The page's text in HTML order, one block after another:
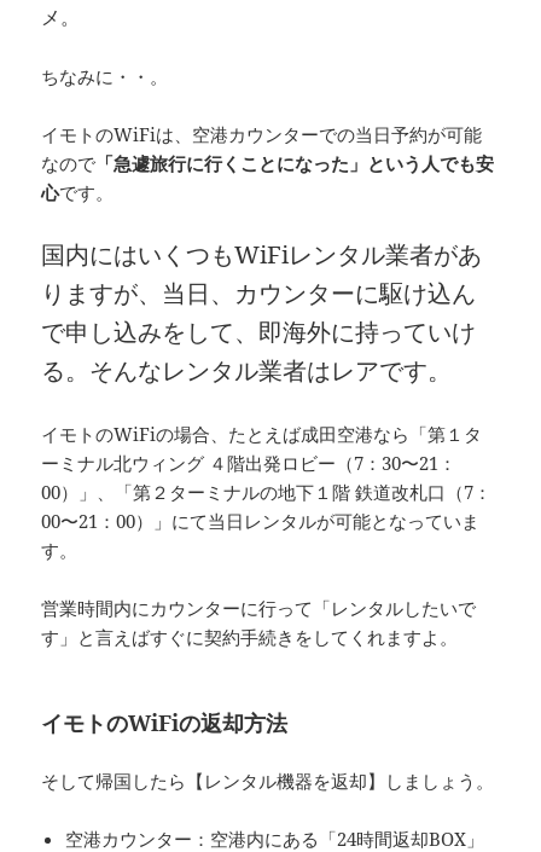
メ。
ちなみに・・。
イモトのWiFiは、空港カウンターでの当日予約が可能
なので 「急遽旅行に行くことになった」という人でも安
心です。
国内にはいくつもWiFiレンタル業者があ
りますが、当日、カウンターに駆け込ん
で申し込みをして、即海外に持っていけ
る。そんなレンタル業者はレアです。
イモトのWiFiの場合、たとえば成田空港なら「第１タ
ーミナル北ウィング ４階出発ロビー（7：30〜21：
00）」、「第２ターミナルの地下１階 鉄道改札口（7：
00〜21：00）」にて当日レンタルが可能となっていま
す。
営業時間内にカウンターに行って「レンタルしたいで
す」と言えばすぐに契約手続きをしてくれますよ。
イモトのWiFiの返却方法
そして帰国したら【レンタル機器を返却】しましょう。
空港カウンター：空港内にある「24時間返却BOX」